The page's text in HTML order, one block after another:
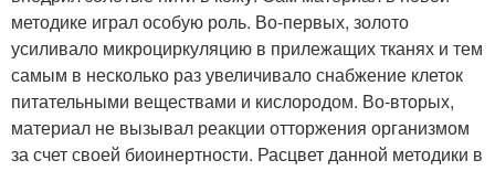
методике играл особую роль. Во-первых, золото
усиливало микроциркуляцию в прилежащих тканях и тем
самым в несколько раз увеличивало снабжение клеток
питательными веществами и кислородом. Во-вторых,
материал не вызывал реакции отторжения организмом
за счет своей биоинертности. Расцвет данной методики в